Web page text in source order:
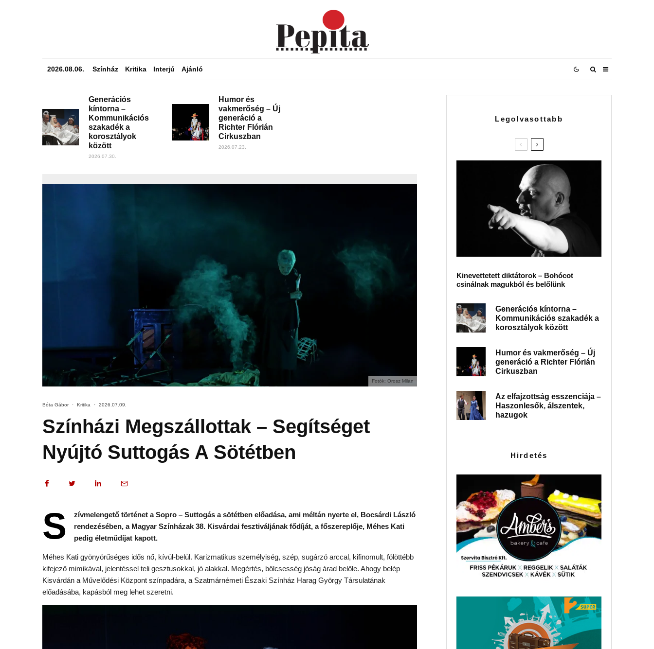
2026.08.06. Színház Kritika Interjú Ajánló
Generációs
kíntorna –
Kommunikációs
szakadék a
korosztályok
között
2026.07.30.
Humor és
vakmerőség – Új
generáció a
Richter Flórián
Cirkuszban
2026.07.23.
Fotók: Orosz Milán
Bóta Gábor · Kritika · 2026.07.09.
Színházi Megszállottak – Segítséget
Nyújtó Suttogás A Sötétben
S
zívmelengető történet a Sopro – Suttogás a sötétben előadása, ami méltán nyerte el, Bocsárdi László
rendezésében, a Magyar Színházak 38. Kisvárdai fesztiváljának fődíját, a főszereplője, Méhes Kati
pedig életműdíjat kapott.
Méhes Kati gyönyörűséges idős nő, kívül-belül. Karizmatikus személyiség, szép, sugárzó arccal, kifinomult, fölöttébb
kifejező mimikával, jelentéssel teli gesztusokkal, jó alakkal. Megértés, bölcsesség jóság árad belőle. Ahogy belép
Kisvárdán a Művelődési Központ színpadára, a Szatmárnémeti Északi Színház Harag György Társulatának
előadásába, kapásból meg lehet szeretni.
Legolvasottabb
Kinevettetett diktátorok – Bohócot
csinálnak magukból és belőlünk
Generációs kíntorna –
Kommunikációs szakadék a
korosztályok között
Humor és vakmerőség – Új
generáció a Richter Flórián
Cirkuszban
Az elfajzottság esszenciája –
Haszonlesők, álszentek,
hazugok
Hirdetés